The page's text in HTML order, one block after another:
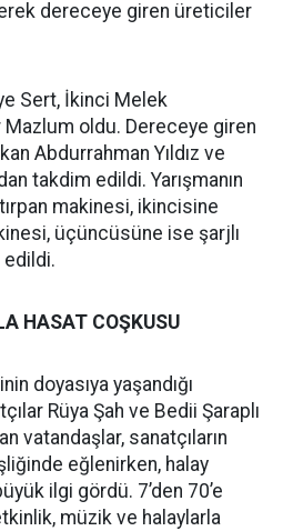
dereceye giren üreticiler
Sert, İkinci Melek
oldu. Dereceye giren
Abdurrahman Yıldız ve
takdim edildi. Yarışmanın
makinesi, ikincisine
üçüncüsüne ise şarjlı
edildi.
HASAT COŞKUSU
doyasıya yaşandığı
Rüya Şah ve Bedii Şaraplı
vatandaşlar, sanatçıların
eğlenirken, halay
ilgi gördü. 7’den 70’e
müzik ve halaylarla